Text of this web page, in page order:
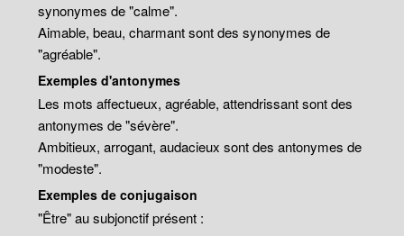
synonymes de "calme".
Aimable, beau, charmant sont des synonymes de
"agréable".
Exemples d'antonymes
Les mots affectueux, agréable, attendrissant sont des
antonymes de "sévère".
Ambitieux, arrogant, audacieux sont des antonymes de
"modeste".
Exemples de conjugaison
"Être" au subjonctif présent :